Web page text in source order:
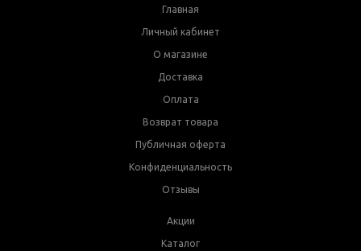
Главная
Личный кабинет
О магазине
Доставка
Оплата
Возврат товара
Публичная оферта
Конфиденциальность
Отзывы
Акции
Каталог